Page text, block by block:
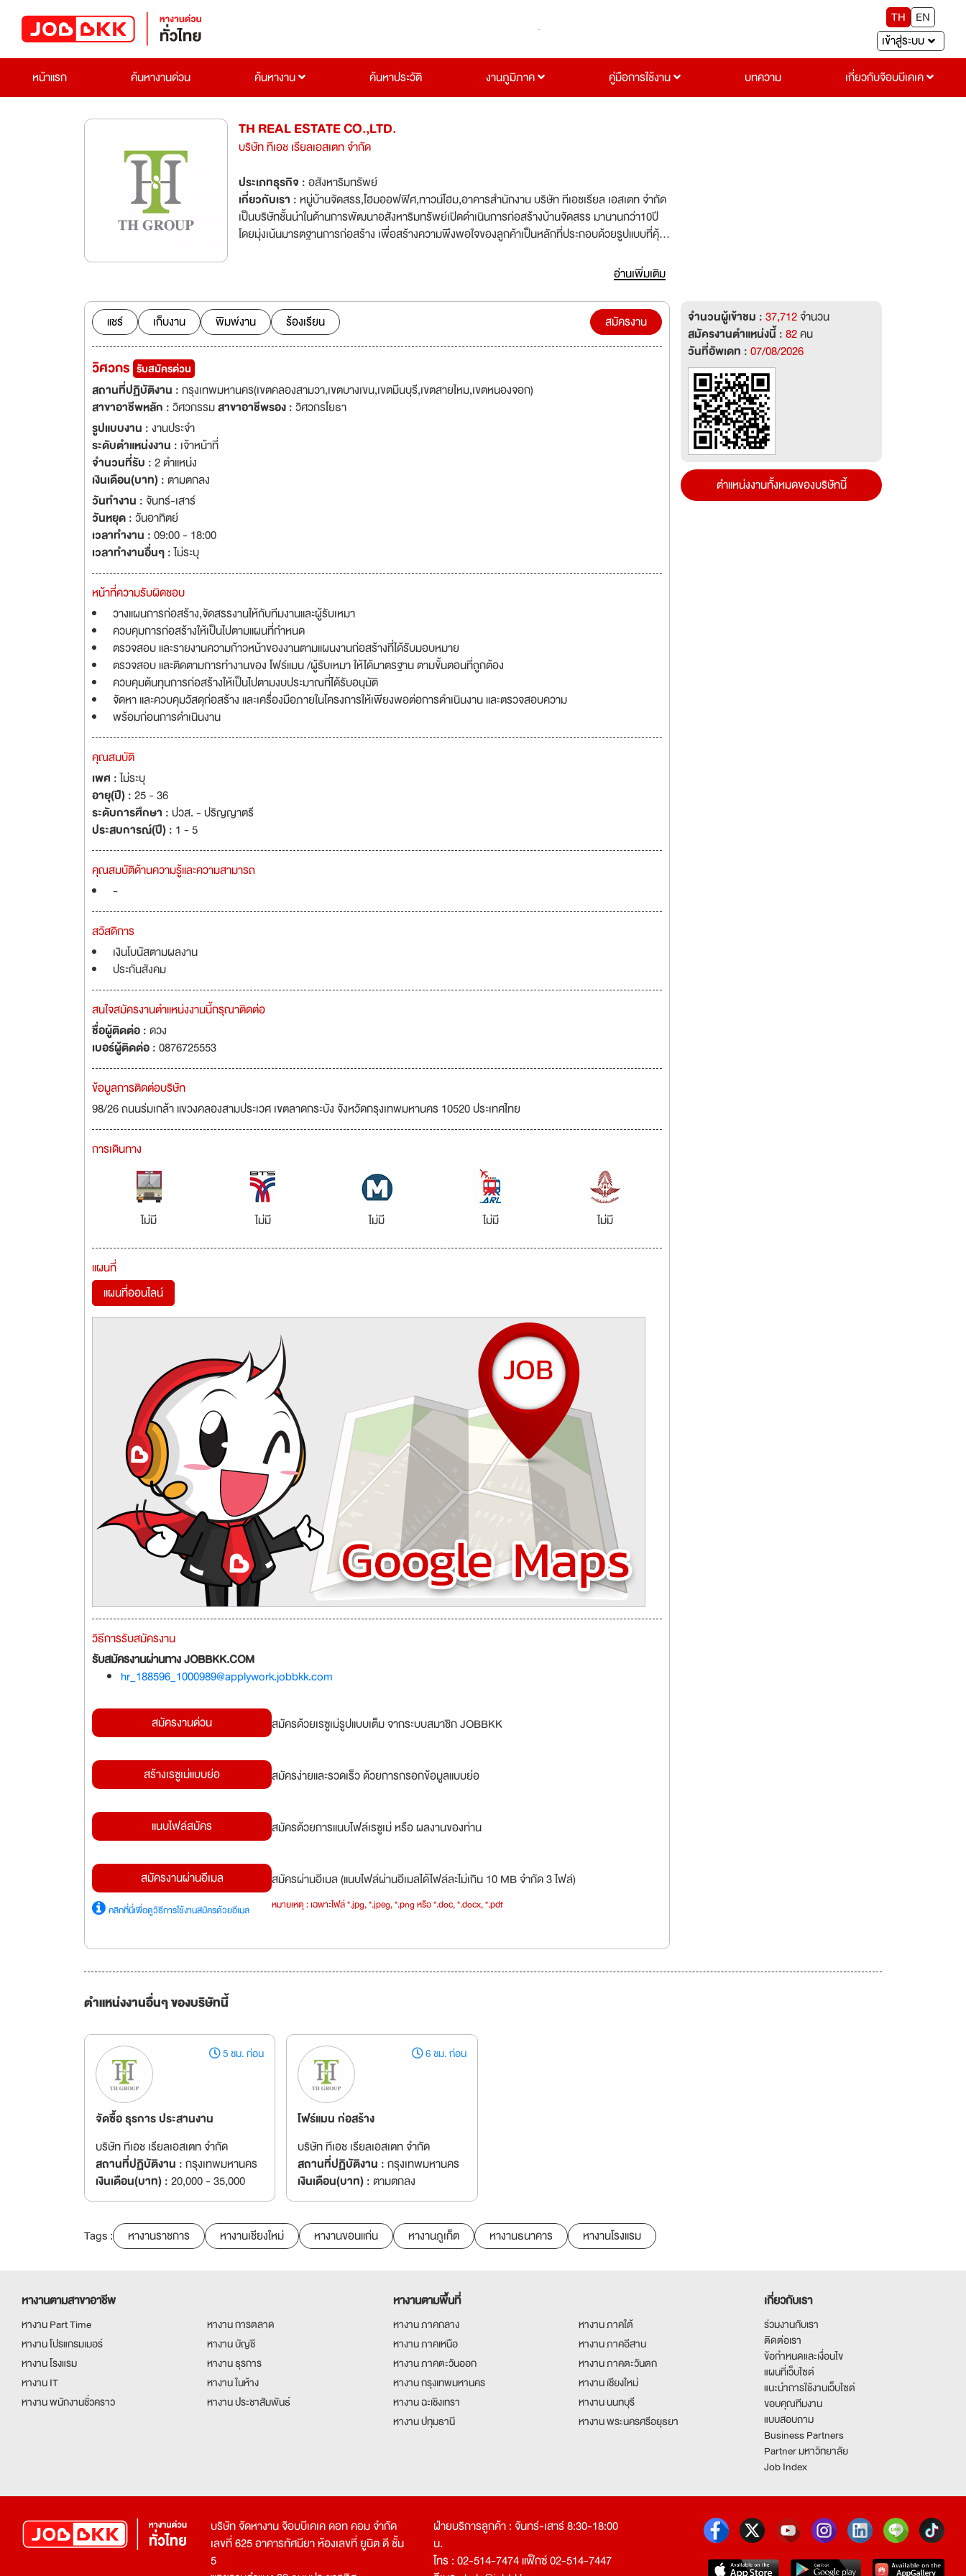
TH
EN
เข้าสู่ระบบ
หน้าแรก
ค้นหางานด่วน ค้นหางาน ค้นหาประวัติ งานภูมิภาค คู่มือการใช้งาน บทความ เกี่ยวกับจ๊อบบีเคเค
TH REAL ESTATE CO.,LTD.
บริษัท ทีเอช เรียลเอสเตท จำกัด
ประเภทธุรกิจ :อสังหาริมทรัพย์
เกี่ยวกับเรา :หมู่บ้านจัดสรร,โฮมออฟฟิศ,ทาวน์โฮม,อาคารสำนักงาน บริษัท ทีเอชเรียล เอสเตท จำกัด
เป็นบริษัทชั้นนำในด้านการพัฒนาอสังหาริมทรัพย์เปิดดำเนินการก่อสร้างบ้านจัดสรร มานานกว่า10ปี
โดยมุ่งเน้นมารตฐานการก่อสร้าง เพื่อสร้างความพึงพอใจของลูกค้าเป็นหลักที่ประกอบด้วยรูปแบบที่คุ้ม
อ่านเพิ่มเติม
แชร์ เก็บงาน พิมพ์งาน ร้องเรียน สมัครงาน
วิศวกร รับสมัครด่วน
สถานที่ปฏิบัติงาน :กรุงเทพมหานคร(เขตคลองสามวา,เขตบางเขน,เขตมีนบุรี,เขตสายไหม,เขตหนองจอก)
สาขาอาชีพหลัก :วิศวกรรมสาขาอาชีพรอง :วิศวกรโยธา
รูปแบบงาน :งานประจำ
ระดับตำแหน่งงาน : เจ้าหน้าที่
จำนวนที่รับ :2 ตำแหน่ง
เงินเดือน(บาท) :ตามตกลง
วันทำงาน : จันทร์-เสาร์
วันหยุด :วันอาทิตย์
เวลาทำงาน :09:00 - 18:00
เวลาทำงานอื่นๆ :ไม่ระบุ
หน้าที่ความรับผิดชอบ
วางแผนการก่อสร้าง,จัดสรรงานให้กับทีมงานและผู้รับเหมา
ควบคุมการก่อสร้างให้เป็นไปตามแผนที่กำหนด
ตรวจสอบ และรายงานความก้าวหน้าของงานตามแผนงานก่อสร้างที่ได้รับมอบหมาย
ตรวจสอบ และติดตามการทำงานของ โฟร์แมน /ผู้รับเหมา ให้ได้มาตรฐาน ตามขั้นตอนที่ถูกต้อง
ควบคุมต้นทุนการก่อสร้างให้เป็นไปตามงบประมาณที่ได้รับอนุมัติ
จัดหา และควบคุมวัสดุก่อสร้าง และเครื่องมือภายในโครงการให้เพียงพอต่อการดำเนินงาน และตรวจสอบความ
พร้อมก่อนการดำเนินงาน
คุณสมบัติ
เพศ :ไม่ระบุ
อายุ(ปี) :25 - 36
ระดับการศึกษา :ปวส. - ปริญญาตรี
ประสบการณ์(ปี) : 1 - 5
คุณสมบัติด้านความรู้และความสามารถ
-
สวัสดิการ
เงินโบนัสตามผลงาน
ประกันสังคม
สนใจสมัครงานตำแหน่งงานนี้กรุณาติดต่อ
ชื่อผู้ติดต่อ :ดวง
เบอร์ผู้ติดต่อ :0876725553
ข้อมูลการติดต่อบริษัท
98/26 ถนนร่มเกล้า แขวงคลองสามประเวศ เขตลาดกระบัง จังหวัดกรุงเทพมหานคร 10520 ประเทศไทย
การเดินทาง
ไม่มี ไม่มี ไม่มี ไม่มี ไม่มี
แผนที่
แผนที่ออนไลน์
วิธีการรับสมัครงาน
รับสมัครงานผ่านทาง JOBBKK.COM
hr_188596_1000989@applywork.jobbkk.com
สมัครงานด่วน สมัครด้วยเรซูเม่รูปแบบเต็ม จากระบบสมาชิก JOBBKK
สร้างเรซูเม่แบบย่อ สมัครง่ายและรวดเร็ว ด้วยการกรอกข้อมูลแบบย่อ
แนบไฟล์สมัคร สมัครด้วยการแนบไฟล์เรซูเม่ หรือ ผลงานของท่าน
สมัครงานผ่านอีเมล
คลิกที่นี่เพื่อดูวิธีการใช้งานสมัครด้วยอีเมล
สมัครผ่านอีเมล (แนบไฟล์ผ่านอีเมลได้ไฟล์ละไม่เกิน 10 MB จำกัด 3 ไฟล์)
หมายเหตุ : เฉพาะไฟล์ *.jpg, *.jpeg, *.png หรือ *.doc, *.docx, *.pdf
จำนวนผู้เข้าชม :37,712จำนวน
สมัครงานตำแหน่งนี้ :82คน
วันที่อัพเดท :07/08/2026
ตำแหน่งงานทั้งหมดของบริษัทนี้
ตำแหน่งงานอื่นๆ ของบริษัทนี้
5 ชม. ก่อน
จัดซื้อ ธุรการ ประสานงาน
บริษัท ทีเอช เรียลเอสเตท จำกัด
สถานที่ปฏิบัติงาน :กรุงเทพมหานคร
เงินเดือน(บาท) :20,000 - 35,000
6 ชม. ก่อน
โฟร์แมน ก่อสร้าง
บริษัท ทีเอช เรียลเอสเตท จำกัด
สถานที่ปฏิบัติงาน :กรุงเทพมหานคร
เงินเดือน(บาท) :ตามตกลง
Tags : หางานราชการ หางานเชียงใหม่ หางานขอนแก่น หางานภูเก็ต หางานธนาคาร หางานโรงแรม
หางานตามสาขาอาชีพ
หางาน Part Time
หางาน การตลาด
หางาน โปรแกรมเมอร์
หางาน บัญชี
หางาน โรงแรม
หางาน ธุรการ
หางาน IT
หางาน ในห้าง
หางาน พนักงานชั่วคราว
หางาน ประชาสัมพันธ์
หางานตามพื้นที่
หางาน ภาคกลาง
หางาน ภาคใต้
หางาน ภาคเหนือ
หางาน ภาคอีสาน
หางาน ภาคตะวันออก
หางาน ภาคตะวันตก
หางาน กรุงเทพมหานคร
หางาน เชียงใหม่
หางาน ฉะเชิงเทรา
หางาน นนทบุรี
หางาน ปทุมธานี
หางาน พระนครศรีอยุธยา
เกี่ยวกับเรา
ร่วมงานกับเรา
ติดต่อเรา
ข้อกำหนดและเงื่อนไข
แผนที่เว็บไซต์
แนะนำการใช้งานเว็บไซต์
ขอบคุณทีมงาน
แบบสอบถาม
Business Partners
Partner มหาวิทยาลัย
Job Index
บริษัท จัดหางาน จ๊อบบีเคเค ดอท คอม จำกัด
เลขที่ 625 อาคารทัศนียา ห้องเลขที่ ยูนิต ดี ชั้น
5
ฝ่ายบริการลูกค้า : จันทร์-เสาร์ 8:30-18:00
น.
โทร : 02-514-7474 แฟ็กซ์ 02-514-7447